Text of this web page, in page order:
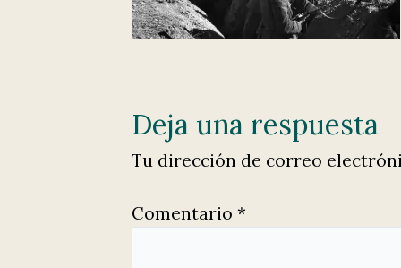
Deja una respuesta
Tu dirección de correo
Comentario *